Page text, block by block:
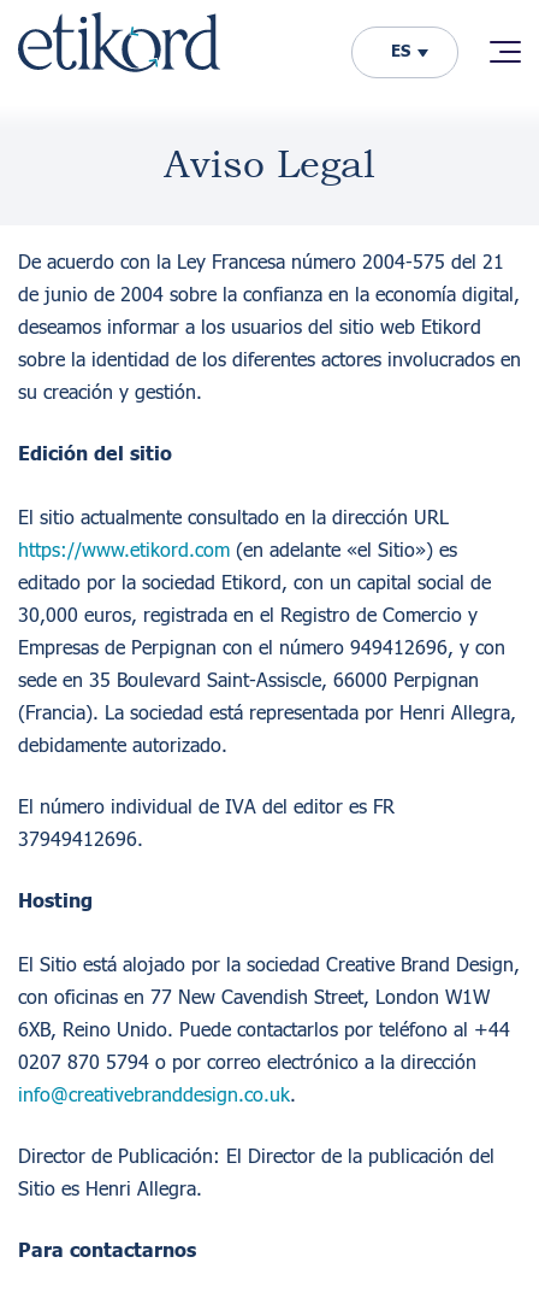
ES
Aviso Legal
De acuerdo con la Ley Francesa número 2004-575 del 21
de junio de 2004 sobre la confianza en la economía digital,
deseamos informar a los usuarios del sitio web Etikord
sobre la identidad de los diferentes actores involucrados en
su creación y gestión.
Edición del sitio
El sitio actualmente consultado en la dirección URL
https://www.etikord.com (en adelante «el Sitio») es
editado por la sociedad Etikord, con un capital social de
30,000 euros, registrada en el Registro de Comercio y
Empresas de Perpignan con el número 949412696, y con
sede en 35 Boulevard Saint-Assiscle, 66000 Perpignan
(Francia). La sociedad está representada por Henri Allegra,
debidamente autorizado.
El número individual de IVA del editor es FR
37949412696.
Hosting
El Sitio está alojado por la sociedad Creative Brand Design,
con oficinas en 77 New Cavendish Street, London W1W
6XB, Reino Unido. Puede contactarlos por teléfono al +44
0207 870 5794 o por correo electrónico a la dirección
info@creativebranddesign.co.uk.
Director de Publicación: El Director de la publicación del
Sitio es Henri Allegra.
Para contactarnos